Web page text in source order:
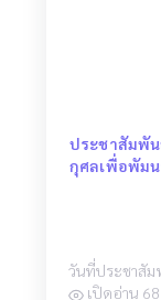
ประชาสัมพัน
กุศลเพื่อพัม
วันที่ประชาสั
เปิดอ่าน